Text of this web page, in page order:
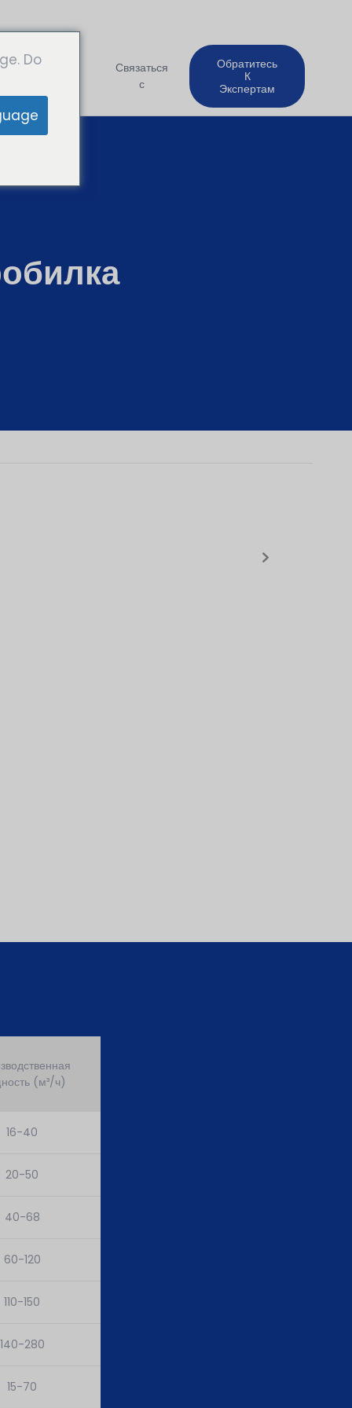
Компания
Связаться
с
Обратитесь
К
Экспертам
(м³/ч)
16-40
20-50
40-68
60-120
110-150
140-280
15-70
Do